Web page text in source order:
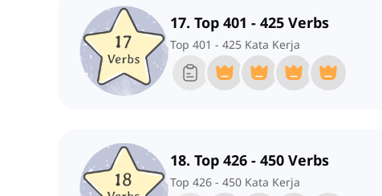
17. Top 401 - 425 Verbs
Top 401 - 425 Kata Kerja
18. Top 426 - 450 Verbs
Top 426 - 450 Kata Kerja